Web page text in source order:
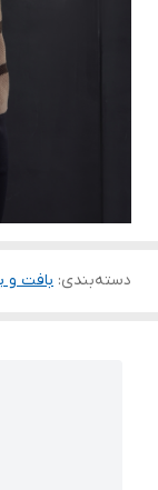
دسته‌بندی: بافت و